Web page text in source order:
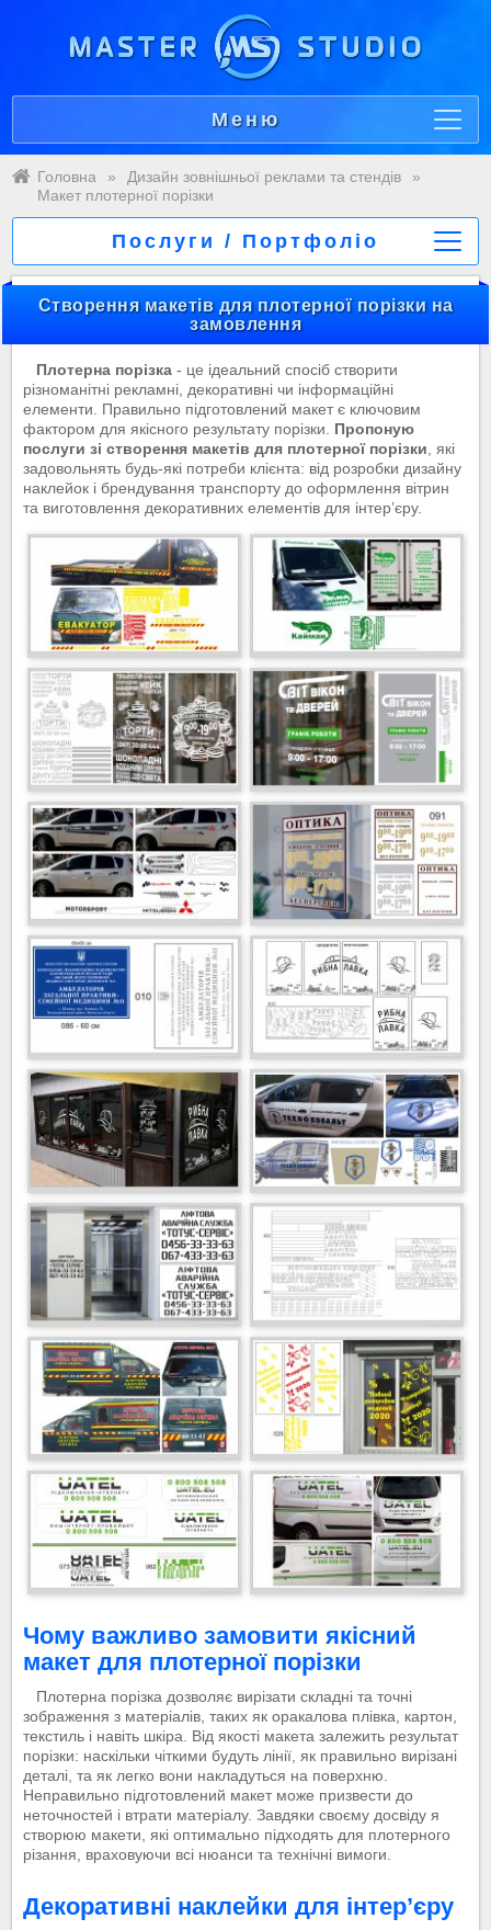
Меню
Головна » Дизайн зовнішньої реклами та стендів
»
Макет плотерної порізки
Послуги / Портфоліо
Створення макетів для плотерної порізки на
замовлення
Плотерна порізка- це ідеальний спосіб створити
різноманітні рекламні, декоративні чи інформаційні
елементи. Правильно підготовлений макет є ключовим
фактором для якісного результату порізки. Пропоную
послуги зі створення макетів для плотерної порізки, які
задовольнять будь-які потреби клієнта: від розробки дизайну
наклейок і брендування транспорту до оформлення вітрин
та виготовлення декоративних елементів для інтер’єру.
Чому важливо замовити якісний
макет для плотерної порізки
Плотерна порізка дозволяє вирізати складні та точні
зображення з матеріалів, таких як оракалова плівка, картон,
текстиль і навіть шкіра. Від якості макета залежить результат
порізки: наскільки чіткими будуть лінії, як правильно вирізані
деталі, та як легко вони накладуться на поверхню.
Неправильно підготовлений макет може призвести до
неточностей і втрати матеріалу. Завдяки своєму досвіду я
створюю макети, які оптимально підходять для плотерного
різання, враховуючи всі нюанси та технічні вимоги.
Декоративні наклейки для інтер’єру